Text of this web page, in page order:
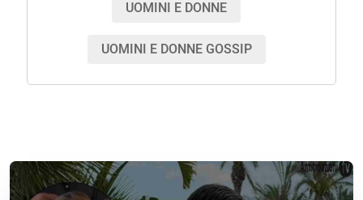
UOMINI E DONNE
UOMINI E DONNE GOSSIP